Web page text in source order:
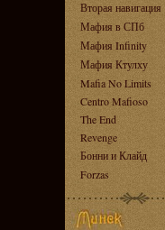
Вторая навигация
Мафия в СПб
Мафия Infinity
Мафия Ктулху
Mafia No Limits
Centro Mafioso
The End
Revenge
Бонни и Клайд
Forzas